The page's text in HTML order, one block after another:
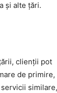
și alte țări.
clienții pot
de primire,